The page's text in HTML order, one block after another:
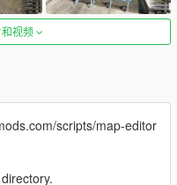
视频
scripts/map-editor